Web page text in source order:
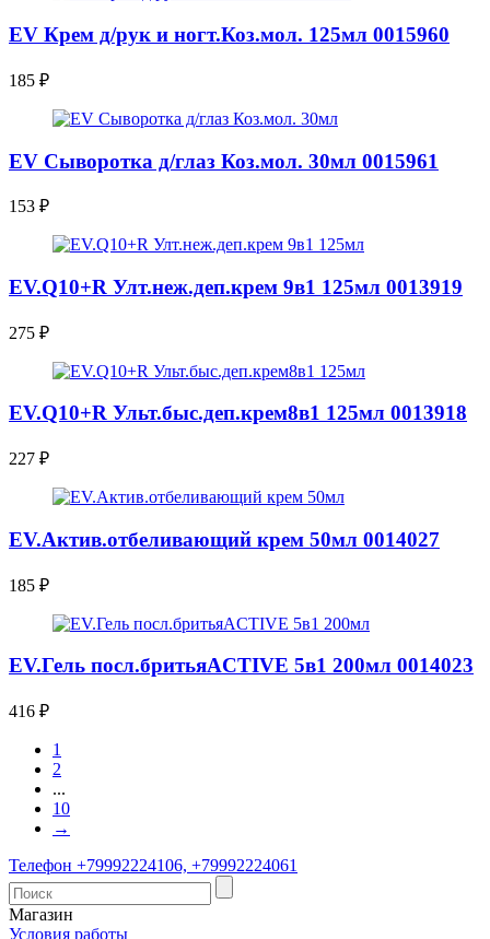
EV Крем д/рук и ногт.Коз.мол. 125мл 0015960
185 ₽
EV Сыворотка д/глаз Коз.мол. 30мл 0015961
153 ₽
EV.Q10+R Улт.неж.деп.крем 9в1 125мл 0013919
275 ₽
EV.Q10+R Ульт.быс.деп.крем8в1 125мл 0013918
227 ₽
EV.Актив.отбеливающий крем 50мл 0014027
185 ₽
EV.Гель посл.бритьяACTIVE 5в1 200мл 0014023
416 ₽
1
2
...
10
→
Телефон +79992224106, +79992224061
Магазин
Условия работы